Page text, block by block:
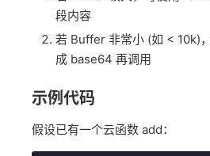
段内容
若 Buffer 非常小 (如 < 10k)
成 base64 再调用
示例代码
假设已有一个云函数 add：